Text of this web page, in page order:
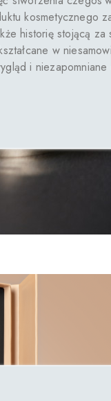
kosmetycznego
historię stojącą
w
i niezapomniane